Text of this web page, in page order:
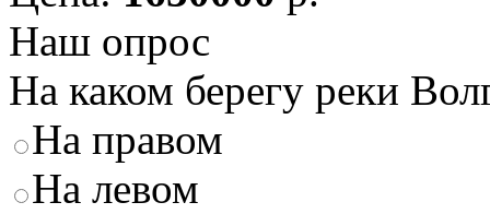
Наш опрос
На каком берегу реки
На правом
На левом